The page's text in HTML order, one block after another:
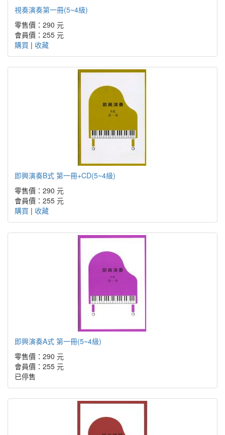
視奏演奏第一冊(5~4級)
零售價：290 元
會員價：255 元
購買 | 收藏
即興演奏B式 第一冊+CD(5~4級)
零售價：290 元
會員價：255 元
購買 | 收藏
即興演奏A式 第一冊(5~4級)
零售價：290 元
會員價：255 元
已停售